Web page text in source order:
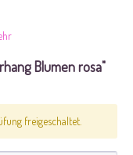
Blumen rosa"
freigeschaltet.